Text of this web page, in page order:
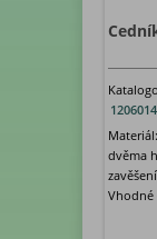
1206014
dvěma
Vhodné